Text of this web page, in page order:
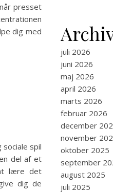
presset
dig med
spil
del af et
lære det
dig de
juli 2026
juni 2026
maj 2026
april 2026
marts 2026
februar 2026
december
november
oktober 2025
september
august 2025
juli 2025